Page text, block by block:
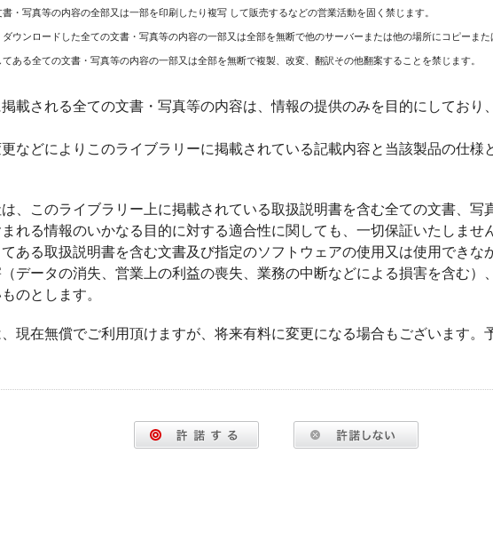
・写真等の内容の全部又は一部を印刷したり複写 して販売するなどの営業活動を固く禁じます。
ウンロードした全ての文書・写真等の内容の一部又は全部を無断で他のサーバーまたは他の場所にコピーまた
ある全ての文書・写真等の内容の一部又は全部を無断で複製、改変、翻訳その他翻案することを禁じます。
載される全ての文書・写真等の内容は、情報の提供のみを目的にしており
などによりこのライブラリーに掲載されている記載内容と当該製品の仕様
、このライブラリー上に掲載されている取扱説明書を含む全ての文書、写
れる情報のいかなる目的に対する適合性に関しても、一切保証いたしませ
ある取扱説明書を含む文書及び指定のソフトウェアの使用又は使用できな
データの消失、営業上の利益の喪失、業務の中断などによる損害を含む）
のとします。
現在無償でご利用頂けますが、将来有料に変更になる場合もございます。